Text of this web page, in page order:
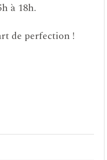
à 18h.
de perfection !